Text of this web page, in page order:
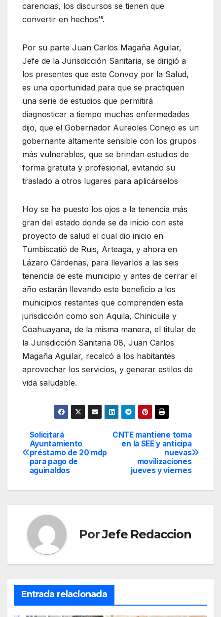
carencias, los discursos se tienen que
convertir en hechos’”.
Por su parte Juan Carlos Magaña Aguilar,
Jefe de la Jurisdicción Sanitaria, se dirigió a
los presentes que este Convoy por la Salud,
es una oportunidad para que se practiquen
una serie de estudios que permitirá
diagnosticar a tiempo muchas enfermedades
dijo, que el Gobernador Aureoles Conejo es un
gobernante altamente sensible con los grupos
más vulnerables, que se brindan estudios de
forma gratuita y profesional, evitando su
traslado a otros lugares para aplicárselos
Hoy se ha puesto los ojos a la tenencia más
gran del estado donde se da inicio con este
proyecto de salud el cual dio inicio en
Tumbiscatió de Ruis, Arteaga, y ahora en
Lázaro Cárdenas, para llevarlos a las seis
tenencia de este municipio y antes de cerrar el
año estarán llevando este beneficio a los
municipios restantes que comprenden esta
jurisdicción como son Aquila, Chinicuila y
Coahuayana, de la misma manera, el titular de
la Jurisdicción Sanitaria 08, Juan Carlos
Magaña Aguilar, recalcó a los habitantes
aprovechar los servicios, y generar estilos de
vida saludable.
Navegación
de
entradas
CNTE mantiene toma
en la SEE y anticipa
nuevas
movilizaciones
jueves y viernes
Solicitará
Ayuntamiento
préstamo de 20 mdp
para pago de
aguinaldos
PorJefe Redaccion
Entrada relacionada